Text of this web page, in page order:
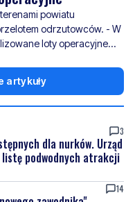
w rozmowie z naszą
prasowego Dowództwa
artykuły
dla nurków. Urząd
listę podwodnych atrakcji
14
zawodnika".
z amerykańskim